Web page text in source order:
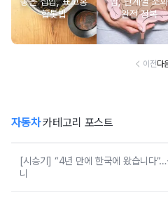
합톳밥
완전 정복
이전다
자동차카테고리 포스트
[시승기] “4년 만에 한국에 왔습니다
니